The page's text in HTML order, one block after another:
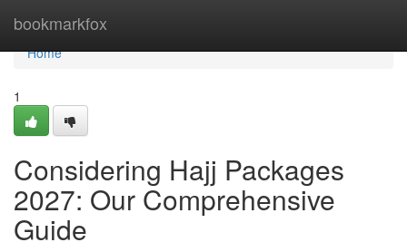
bookmarkfox
Home
Home
1
Considering Hajj Packages
2027: Our Comprehensive
Guide